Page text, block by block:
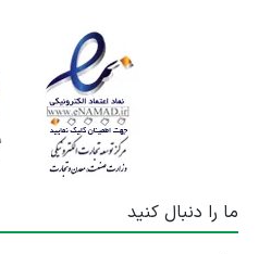
ما را دنبال کنید